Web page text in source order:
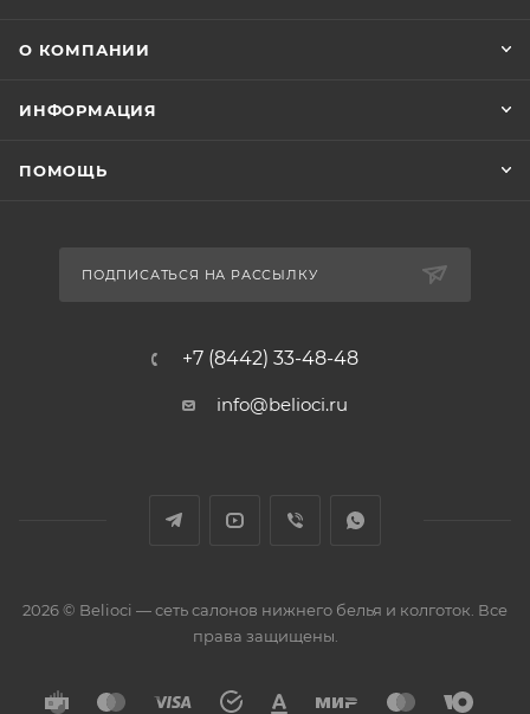
О КОМПАНИИ
ИНФОРМАЦИЯ
ПОМОЩЬ
ПОДПИСАТЬСЯ НА РАССЫЛКУ
+7 (8442) 33-48-48
info@belioci.ru
2026 © Belioci — сеть салонов нижнего белья и колготок. Все
права защищены.